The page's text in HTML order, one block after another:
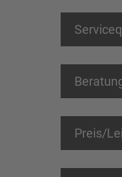
Preis/